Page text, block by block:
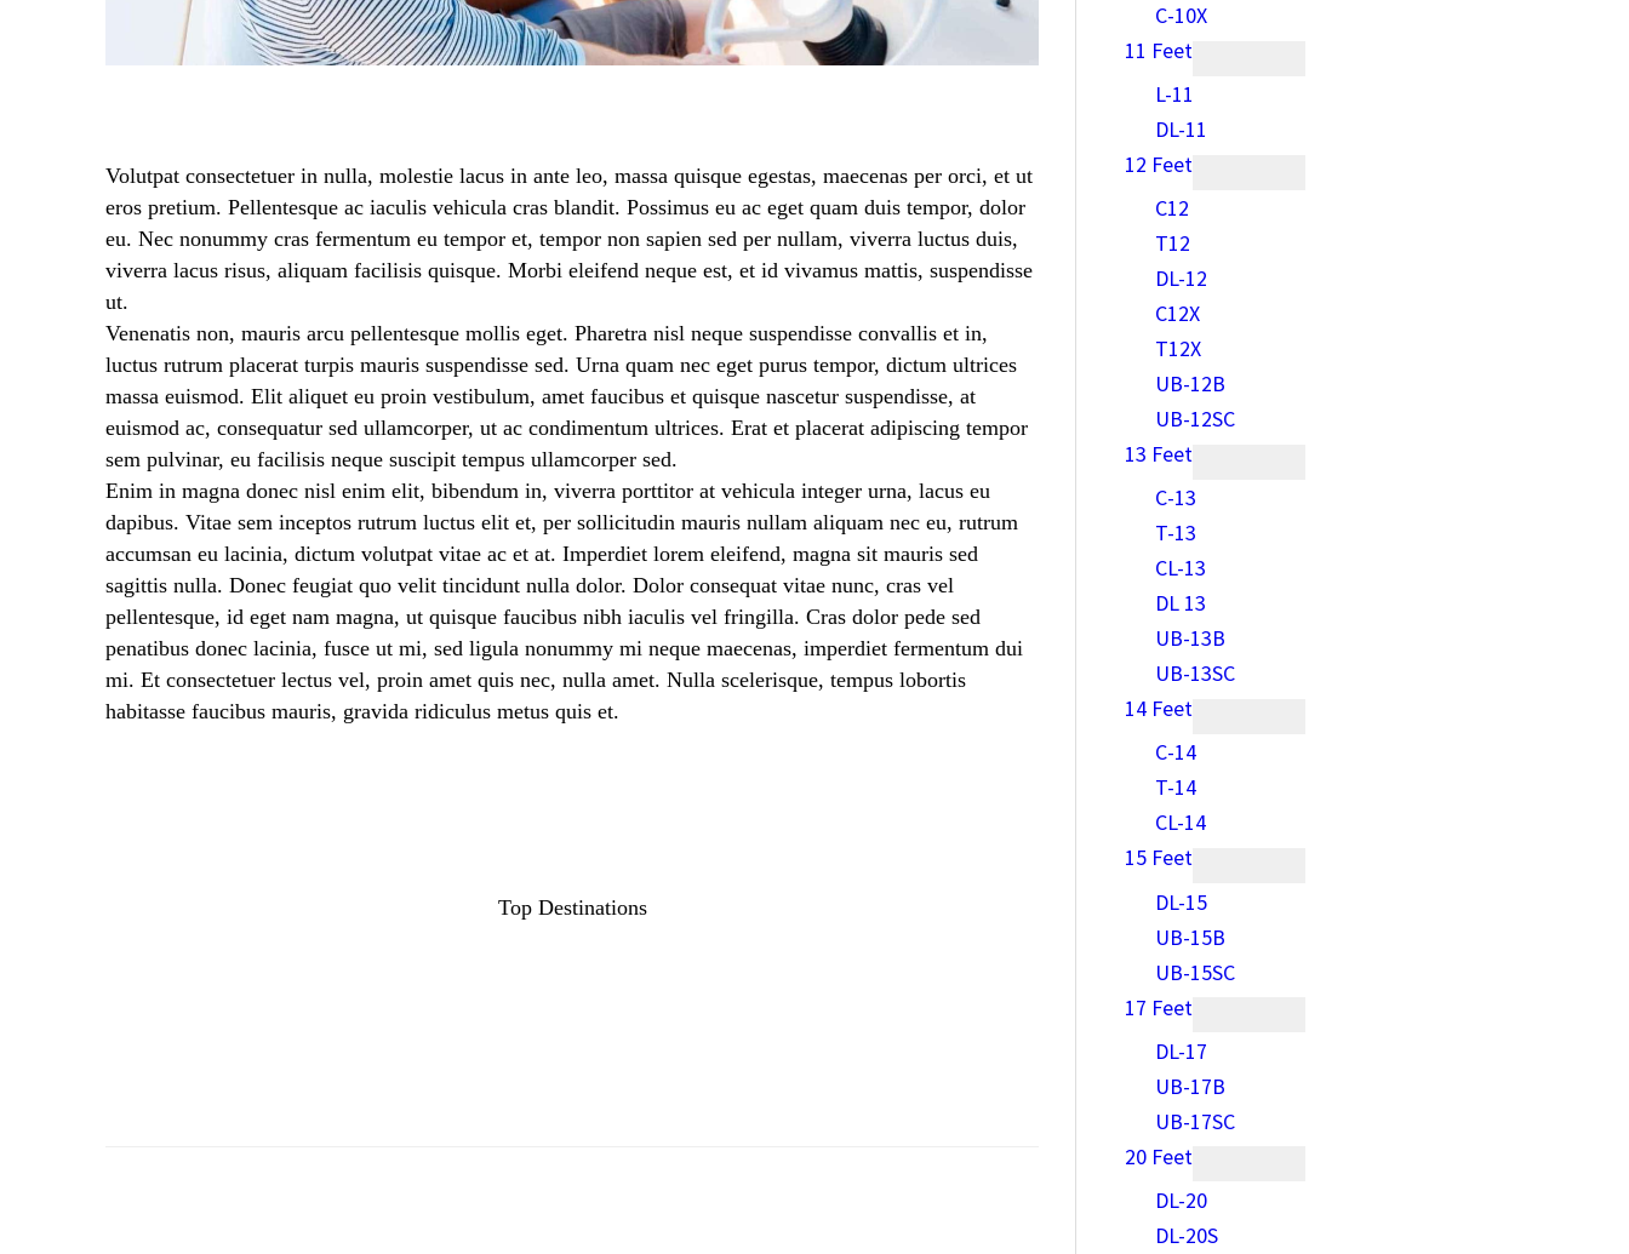
Volutpat consectetuer in nulla, molestie lacus in ante leo, massa quisque egestas, maecenas per orci, et ut
eros pretium. Pellentesque ac iaculis vehicula cras blandit. Possimus eu ac eget quam duis tempor, dolor
eu. Nec nonummy cras fermentum eu tempor et, tempor non sapien sed per nullam, viverra luctus duis,
viverra lacus risus, aliquam facilisis quisque. Morbi eleifend neque est, et id vivamus mattis, suspendisse
ut.
Venenatis non, mauris arcu pellentesque mollis eget. Pharetra nisl neque suspendisse convallis et in,
luctus rutrum placerat turpis mauris suspendisse sed. Urna quam nec eget purus tempor, dictum ultrices
massa euismod. Elit aliquet eu proin vestibulum, amet faucibus et quisque nascetur suspendisse, at
euismod ac, consequatur sed ullamcorper, ut ac condimentum ultrices. Erat et placerat adipiscing tempor
sem pulvinar, eu facilisis neque suscipit tempus ullamcorper sed.
Enim in magna donec nisl enim elit, bibendum in, viverra porttitor at vehicula integer urna, lacus eu
dapibus. Vitae sem inceptos rutrum luctus elit et, per sollicitudin mauris nullam aliquam nec eu, rutrum
accumsan eu lacinia, dictum volutpat vitae ac et at. Imperdiet lorem eleifend, magna sit mauris sed
sagittis nulla. Donec feugiat quo velit tincidunt nulla dolor. Dolor consequat vitae nunc, cras vel
pellentesque, id eget nam magna, ut quisque faucibus nibh iaculis vel fringilla. Cras dolor pede sed
penatibus donec lacinia, fusce ut mi, sed ligula nonummy mi neque maecenas, imperdiet fermentum dui
mi. Et consectetuer lectus vel, proin amet quis nec, nulla amet. Nulla scelerisque, tempus lobortis
habitasse faucibus mauris, gravida ridiculus metus quis et.
Top Destinations
C-10X
11 Feet
L-11
DL-11
12 Feet
C12
T12
DL-12
C12X
T12X
UB-12B
UB-12SC
13 Feet
C-13
T-13
CL-13
DL 13
UB-13B
UB-13SC
14 Feet
C-14
T-14
CL-14
15 Feet
DL-15
UB-15B
UB-15SC
17 Feet
DL-17
UB-17B
UB-17SC
20 Feet
DL-20
DL-20S